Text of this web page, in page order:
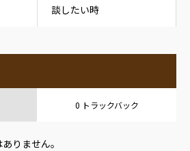
談したい時
0 トラックバック
りません。